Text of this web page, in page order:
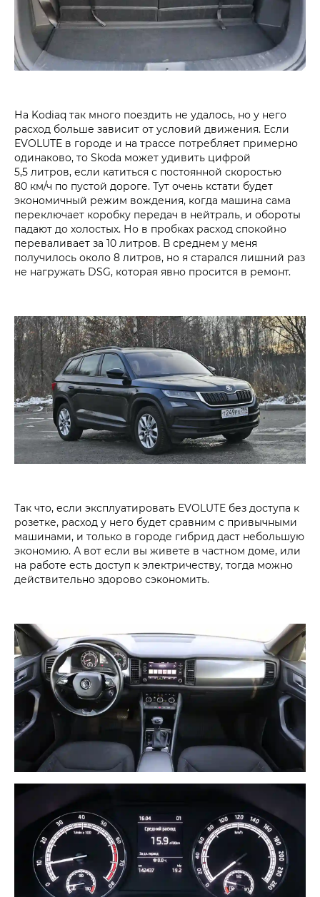
На Kodiaq так много поездить не удалось, но у него
расход больше зависит от условий движения. Если
EVOLUTE в городе и на трассе потребляет примерно
одинаково, то Skoda может удивить цифрой
5,5 литров, если катиться с постоянной скоростью
80 км/ч по пустой дороге. Тут очень кстати будет
экономичный режим вождения, когда машина сама
переключает коробку передач в нейтраль, и обороты
падают до холостых. Но в пробках расход спокойно
переваливает за 10 литров. В среднем у меня
получилось около 8 литров, но я старался лишний раз
не нагружать DSG, которая явно просится в ремонт.
Так что, если эксплуатировать EVOLUTE без доступа к
розетке, расход у него будет сравним с привычными
машинами, и только в городе гибрид даст небольшую
экономию. А вот если вы живете в частном доме, или
на работе есть доступ к электричеству, тогда можно
действительно здорово сэкономить.